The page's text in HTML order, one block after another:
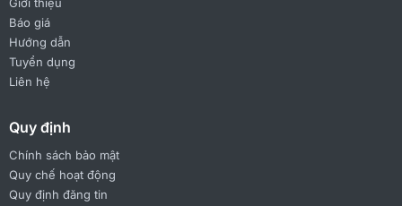
Báo giá
Hướng dẫn
Tuyển dụng
Liên hệ
Quy định
Chính sách bảo mật
Quy chế hoạt động
Quy định đăng tin